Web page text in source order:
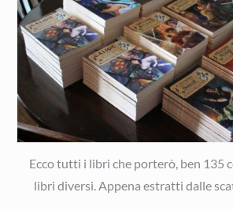
Ecco tutti i libri che porterò, ben 135
libri diversi. Appena estratti dalle